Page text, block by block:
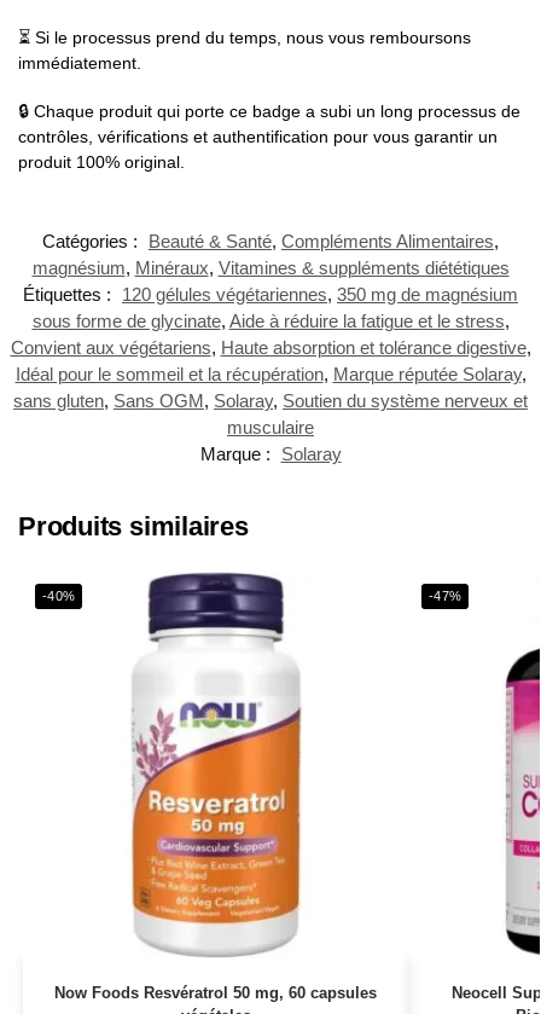
⏳ Si le processus prend du temps, nous vous remboursons
immédiatement.
🔒 Chaque produit qui porte ce badge a subi un long processus de
contrôles, vérifications et authentification pour vous garantir un
produit 100% original.
Catégories : Beauté & Santé, Compléments Alimentaires,
magnésium, Minéraux, Vitamines & suppléments diététiques
Étiquettes :
120 gélules végétariennes, 350 mg de magnésium
sous forme de glycinate, Aide à réduire la fatigue et le stress,
Convient aux végétariens, Haute absorption et tolérance digestive,
Idéal pour le sommeil et la récupération, Marque réputée Solaray,
sans gluten, Sans OGM, Solaray, Soutien du système nerveux et
musculaire
Marque :
Solaray
Produits similaires
-40%
Now Foods Resvératrol 50 mg, 60 capsules
-47%
Neocell